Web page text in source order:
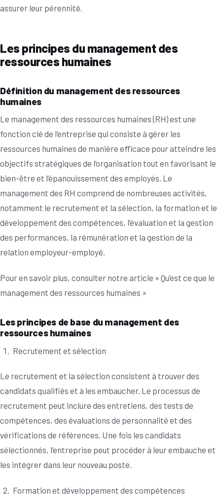
assurer leur pérennité.
Les principes du management des
ressources humaines
Définition du management des ressources
humaines
Le management des ressources humaines (RH) est une
fonction clé de l’entreprise qui consiste à gérer les
ressources humaines de manière efficace pour atteindre les
objectifs stratégiques de l’organisation tout en favorisant le
bien-être et l’épanouissement des employés. Le
management des RH comprend de nombreuses activités,
notamment le recrutement et la sélection, la formation et le
développement des compétences, l’évaluation et la gestion
des performances, la rémunération et la gestion de la
relation employeur-employé.
Pour en savoir plus, consulter notre article » Qu’est ce que le
management des ressources humaines »
Les principes de base du management des
ressources humaines
Recrutement et sélection
Le recrutement et la sélection consistent à trouver des
candidats qualifiés et à les embaucher. Le processus de
recrutement peut inclure des entretiens, des tests de
compétences, des évaluations de personnalité et des
vérifications de références. Une fois les candidats
sélectionnés, l’entreprise peut procéder à leur embauche et
les intégrer dans leur nouveau poste.
Formation et développement des compétences